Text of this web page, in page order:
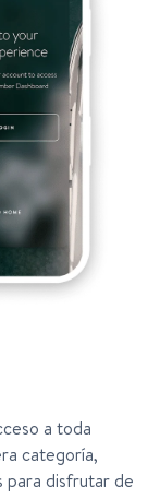
a toda
categoría,
para disfrutar de